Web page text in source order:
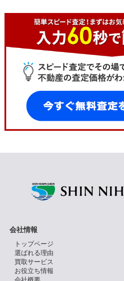
会社情報
トップページ
選ばれる理由
買取サービス
お役立ち情報